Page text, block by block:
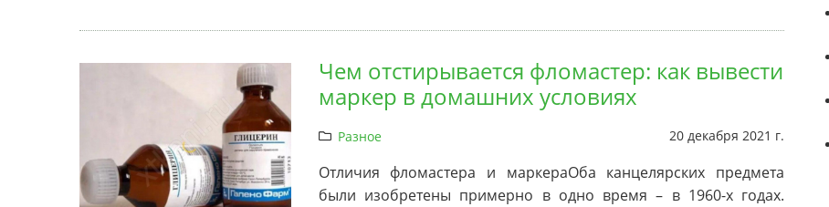
Чем отстирывается фломастер: как вывести
маркер в домашних условиях
Разное 20 декабря 2021 г.
Отличия фломастера и маркераОба канцелярских предмета
были изобретены примерно в одно время – в 1960-х годах.